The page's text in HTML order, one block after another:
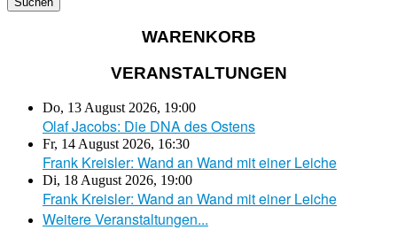
WARENKORB
VERANSTALTUNGEN
Do, 13 August 2026, 19:00
Olaf Jacobs: Die DNA des Ostens
Fr, 14 August 2026, 16:30
Frank Kreisler: Wand an Wand mit einer Leiche
Di, 18 August 2026, 19:00
Frank Kreisler: Wand an Wand mit einer Leiche
Weitere Veranstaltungen...